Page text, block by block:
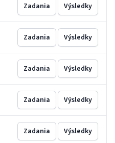
Zadania Výsledky
Zadania Výsledky
Zadania Výsledky
Zadania Výsledky
Zadania Výsledky